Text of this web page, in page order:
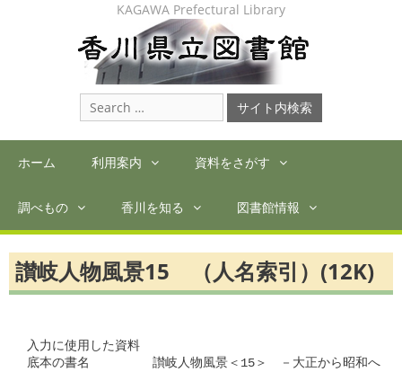
KAGAWA Prefectural Library
Search
for:
ホーム 利用案内 資料をさがす
調べもの 香川を知る 図書館情報
讃岐人物風景15 （人名索引）(12K)
入力に使用した資料
底本の書名　　　　　讃岐人物風景＜15＞　－大正から昭和へ